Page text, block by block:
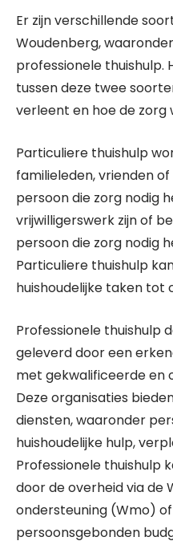
Er zijn verschillende
Woudenberg,
professionele thuishulp.
tussen deze twee
verleent en hoe de zorg
Particuliere thuishulp
familieleden, vrienden
persoon die zorg nodig
vrijwilligerswerk zijn of
persoon die zorg nodig
Particuliere thuishulp
huishoudelijke taken tot
Professionele thuishulp
geleverd door een
met gekwalificeerde en
Deze organisaties
diensten, waaronder
huishoudelijke hulp,
Professionele thuishulp
door de overheid via de
ondersteuning (Wmo)
persoonsgebonden